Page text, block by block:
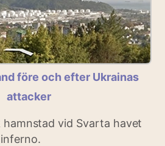
före och efter Ukrainas
attacker
vid Svarta havet